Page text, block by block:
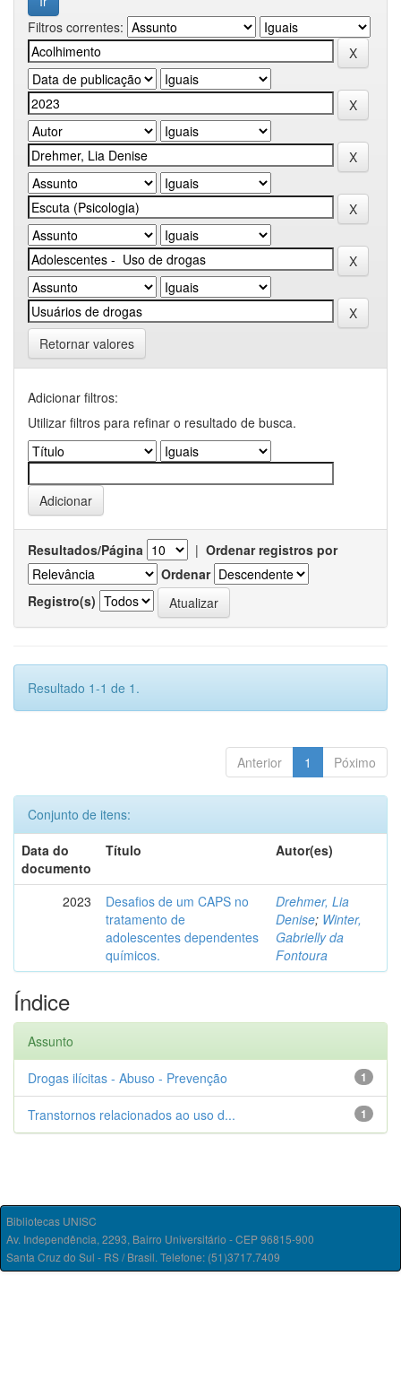
Filtros correntes:
Retornar valores
Adicionar filtros:
Utilizar filtros para refinar o resultado de busca.
Resultados/Página | Ordenar registros por
Ordenar
Registro(s)
Resultado 1-1 de 1.
Anterior 1 Póximo
Conjunto de itens:
Data do
documento
Título Autor(es)
2023
Desafios de um CAPS no
tratamento de
adolescentes dependentes
químicos.
Drehmer, Lia
Denise; Winter,
Gabrielly da
Fontoura
Índice
Assunto
1
Drogas ilícitas - Abuso - Prevenção
1
Transtornos relacionados ao uso d...
Bibliotecas UNISC
Av. Independência, 2293, Bairro Universitário - CEP 96815-900
Santa Cruz do Sul - RS / Brasil. Telefone: (51)3717.7409